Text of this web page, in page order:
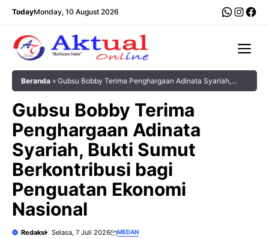
Langsung
TodayMonday, 10 August 2026
Beranda » Gubsu Bobby Terima Penghargaan Adinata Syariah,
Gubsu Bobby Terima
Penghargaan Adinata
Syariah, Bukti Sumut
Berkontribusi bagi
Penguatan Ekonomi
Nasional
Redaksi Selasa, 7 Juli 2026 MEDAN